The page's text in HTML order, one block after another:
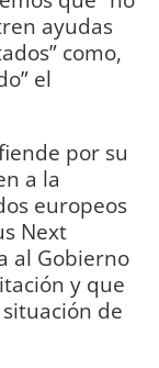
ayudas
como,
el
por su
a la
europeos
Next
al Gobierno
y que
de